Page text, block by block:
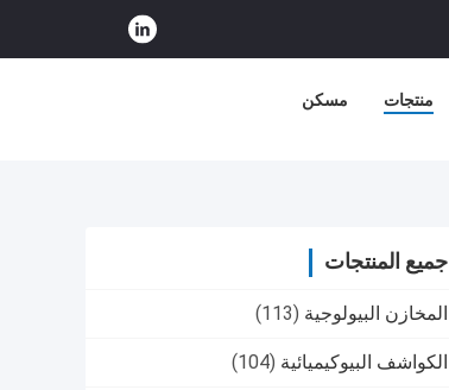
مسكن منتجات
جميع المنتجات
المخازن البيولوجية (113)
الكواشف البيوكيميائية (104)